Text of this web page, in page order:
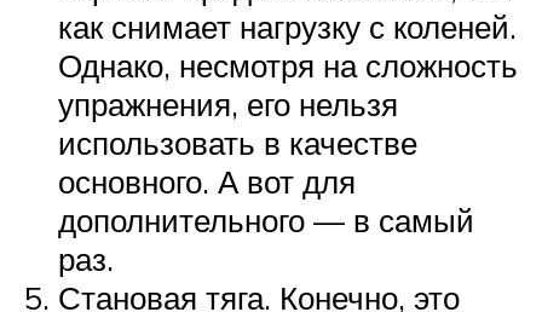
как снимает нагрузку с коленей.
Однако, несмотря на сложность
упражнения, его нельзя
использовать в качестве
основного. А вот для
дополнительного — в самый
раз.
Становая тяга. Конечно, это